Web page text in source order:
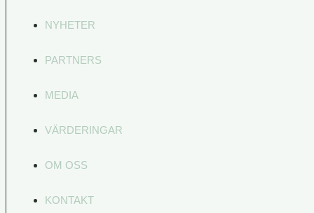
NYHETER
PARTNERS
MEDIA
VÄRDERINGAR
OM OSS
KONTAKT